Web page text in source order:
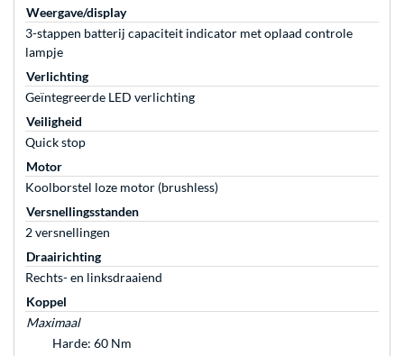
Weergave/display
3-stappen batterij capaciteit indicator met oplaad controle
lampje
Verlichting
Geïntegreerde LED verlichting
Veiligheid
Quick stop
Motor
Koolborstel loze motor (brushless)
Versnellingsstanden
2 versnellingen
Draairichting
Rechts- en linksdraaiend
Koppel
Maximaal
Harde: 60 Nm